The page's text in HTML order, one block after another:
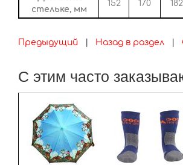
стельке, мм
152 170 182
Предыдущий Назад в раздел
С этим часто